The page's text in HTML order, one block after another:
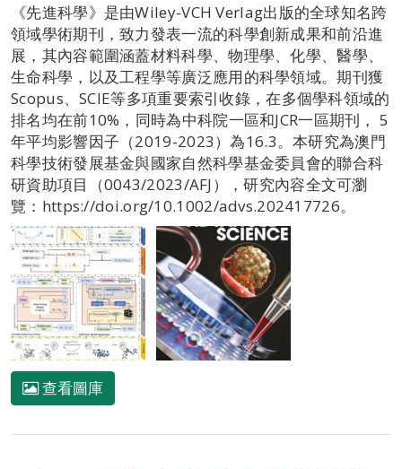
《先進科學》是由Wiley-VCH Verlag出版的全球知名跨
領域學術期刊，致力發表一流的科學創新成果和前沿進
展，其內容範圍涵蓋材料科學、物理學、化學、醫學、
生命科學，以及工程學等廣泛應用的科學領域。期刊獲
Scopus、SCIE等多項重要索引收錄，在多個學科領域的
排名均在前10%，同時為中科院一區和JCR一區期刊， 5
年平均影響因子（2019-2023）為16.3。本研究為澳門
科學技術發展基金與國家自然科學基金委員會的聯合科
研資助項目（0043/2023/AFJ），研究內容全文可瀏
覽：https://doi.org/10.1002/advs.202417726。
查看圖庫